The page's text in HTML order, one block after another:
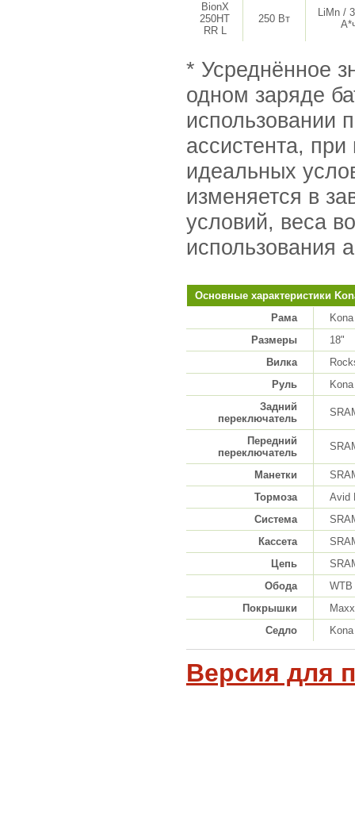
BionX
250HT
RR L
250 Вт
LiMn /
* Усреднённое
одном заряде
использовании
ассистента,
идеальных
изменяется в
условий, веса
использования
Основные характеристики
Рама
Размеры
18"
Вилка
Руль
Задний
переключатель
Передний
переключатель
Манетки
Тормоза
Avid
Система
Кассета
Цепь
Обода
WTB
Покрышки
Седло
Версия для